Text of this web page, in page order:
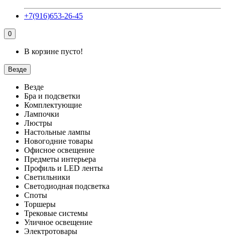
+7(916)653-26-45
0
В корзине пусто!
Везде
Везде
Бра и подсветки
Комплектующие
Лампочки
Люстры
Настольные лампы
Новогодние товары
Офисное освещение
Предметы интерьера
Профиль и LED ленты
Светильники
Светодиодная подсветка
Споты
Торшеры
Трековые системы
Уличное освещение
Электротовары